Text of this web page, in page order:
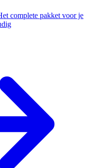
complete pakket voor je